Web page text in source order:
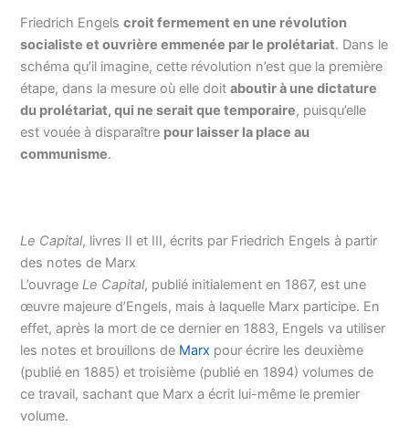
Friedrich Engelscroit fermement en une révolution
socialiste et ouvrière emmenée par le prolétariat. Dans le
schéma qu’il imagine, cette révolution n’est que la première
étape, dans la mesure où elle doitaboutir à une dictature
du prolétariat, qui ne serait que temporaire, puisqu’elle
est vouée à disparaître pour laisser la place au
communisme.
Le Capital, livres II et III, écrits par Friedrich Engels à partir
des notes de Marx
L’ouvrageLe Capital, publié initialement en 1867, est une
œuvre majeure d’Engels, mais à laquelle Marx participe. En
effet, après la mort de ce dernier en 1883, Engels va utiliser
les notes et brouillons de Marx pour écrire les deuxième
(publié en 1885) et troisième (publié en 1894) volumes de
ce travail, sachant que Marx a écrit lui-même le premier
volume.